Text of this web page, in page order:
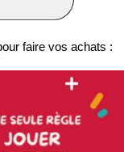
faire vos achats :